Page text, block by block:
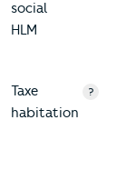
social
HLM
Taxe
habitation
?